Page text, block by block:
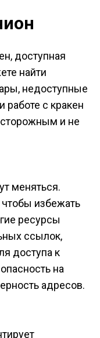
доступная
найти
недоступные
работе с кракен
и не
меняться.
избежать
ресурсы
ссылок,
доступа к
на
адресов.